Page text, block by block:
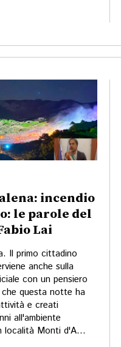
incendio
le parole del
Lai
Il primo cittadino
anche sulla
con un pensiero
questa notte ha
e creati
all'ambiente
località Monti d'A...